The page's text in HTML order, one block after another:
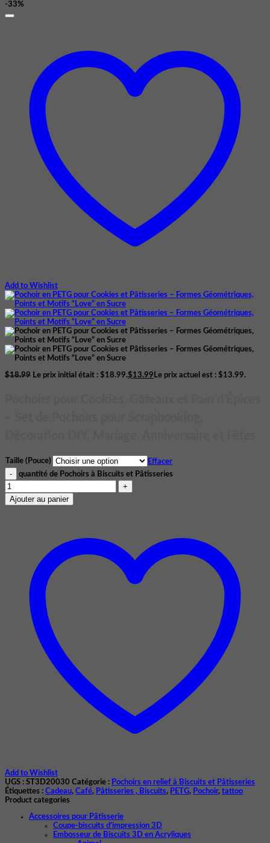
-33%
Add to Wishlist
$18.99 Le prix initial était : $18.99.$13.99 Le prix actuel est : $13.99.
Taille (Pouce)
Effacer
quantité de Pochoirs à Biscuits et Pâtisseries
Ajouter au panier
Add to Wishlist
UGS : ST3D20030 Catégorie : Pochoirs en relief à Biscuits et Pâtisseries
Étiquettes : Cadeau, Café, Pâtisseries , Biscuits, PETG, Pochoir, tattoo
Product categories
Accessoires pour Pâtisserie
Coupe-biscuits d'impression 3D
Embosseur de Biscuits 3D en Acryliques